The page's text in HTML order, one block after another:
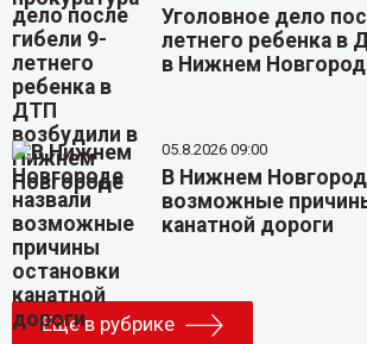
Уголовное дело
летнего ребенка в
в Нижнем
05.8.2026 09:00
В Нижнем
возможные
канатной дороги
Еще в рубрике